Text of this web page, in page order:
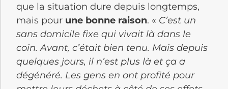
que la situation dure depuis longtemps,
mais pour une bonne raison. « C’est un
sans domicile fixe qui vivait là dans le
coin. Avant, c’était bien tenu. Mais depuis
quelques jours, il n’est plus là et ça a
dégénéré. Les gens en ont profité pour